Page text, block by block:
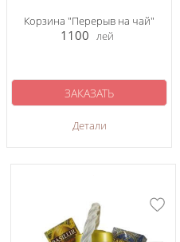
Корзина "Перерыв на чай"
1100 лей
Детали
ЗАКАЗАТЬ